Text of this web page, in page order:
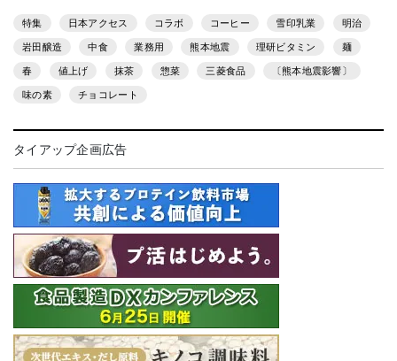
特集 日本アクセス コラボ コーヒー 雪印乳業 明治
岩田醸造 中食 業務用 熊本地震 理研ビタミン 麺
春 値上げ 抹茶 惣菜 三菱食品 〔熊本地震影響〕
味の素 チョコレート
タイアップ企画広告